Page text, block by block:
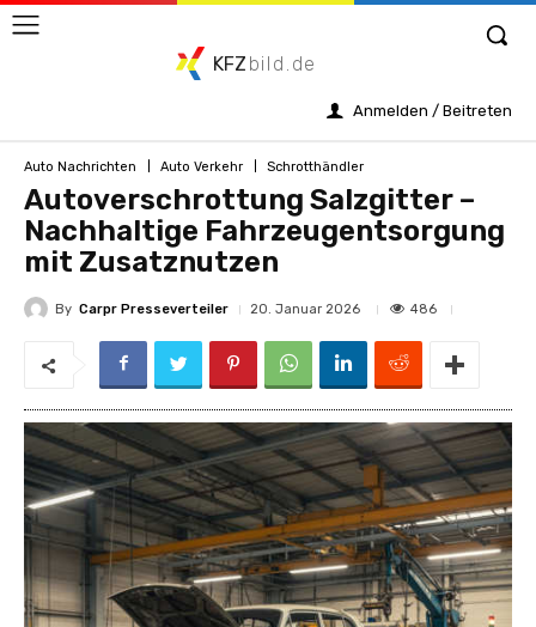
KFZ bild.de
Anmelden / Beitreten
Auto Nachrichten Auto Verkehr Schrotthändler
Autoverschrottung Salzgitter –
Nachhaltige Fahrzeugentsorgung
mit Zusatznutzen
By Carpr Presseverteiler 20. Januar 2026 486